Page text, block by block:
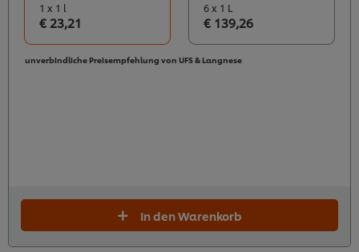
1 x 1 l
€ 23,21
6 x 1 L
€ 139,26
unverbindliche Preisempfehlung von UFS & Langnese
In den Warenkorb